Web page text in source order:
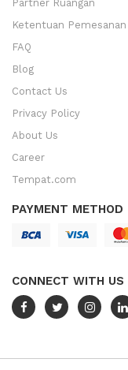
Partner Ruangan
Ketentuan Pemesanan
FAQ
Blog
Contact Us
Privacy Policy
About Us
Career
Tempat.com
PAYMENT METHOD
CONNECT WITH US